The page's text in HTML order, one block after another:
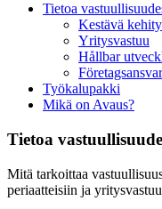
Tietoa
Kestävä
Yritysvastuu
Hållbar
Företagsansvar
Työkalupakki
Mikä on Avaus?
Tietoa
Mitä tarkoittaa
periaatteisiin ja